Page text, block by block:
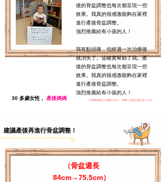
30 多歲女性， 產後媽媽
後的骨盆調整也每次都呈現一些
效果。我真的很感激能夠在家裡
進行產後骨盆調整。
強烈推薦給有小孩的人！
我有點頭痛，但經過一次治療後
就消失了。這確實幫助了我。產
後的骨盆調整也每次都呈現一些
效果。我真的很感激能夠在家裡
進行產後骨盆調整。
強烈推薦給有小孩的人！
​※患者様個人の感想であり、効果には個人差があります。
建議產後再進行骨盆調整！
（骨盆週長
84cm→75.5cm）